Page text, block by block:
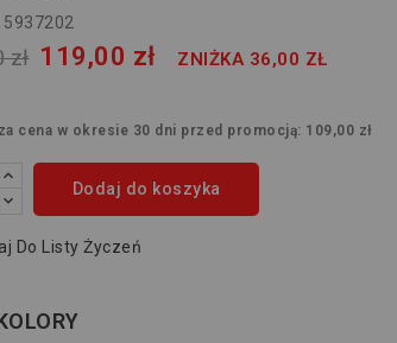
5937202
zł 119,00 zł ZNIŻKA 36,00 ZŁ
cena w okresie 30 dni przed promocją: 109,00 zł
Dodaj do koszyka
Do Listy Życzeń